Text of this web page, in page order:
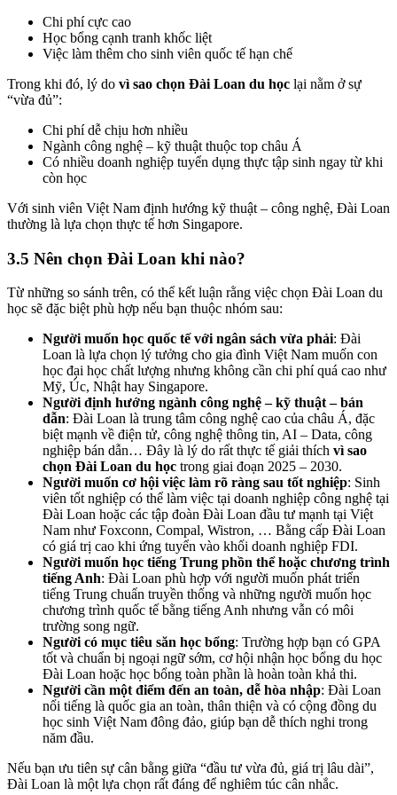
Chi phí cực cao
Học bổng cạnh tranh khốc liệt
Việc làm thêm cho sinh viên quốc tế hạn chế
Trong khi đó, lý do vì sao chọn Đài Loan du học lại nằm ở sự
“vừa đủ”:
Chi phí dễ chịu hơn nhiều
Ngành công nghệ – kỹ thuật thuộc top châu Á
Có nhiều doanh nghiệp tuyển dụng thực tập sinh ngay từ khi
còn học
Với sinh viên Việt Nam định hướng kỹ thuật – công nghệ, Đài Loan
thường là lựa chọn thực tế hơn Singapore.
3.5 Nên chọn Đài Loan khi nào?
Từ những so sánh trên, có thể kết luận rằng việc chọn Đài Loan du
học sẽ đặc biệt phù hợp nếu bạn thuộc nhóm sau:
Người muốn học quốc tế với ngân sách vừa phải: Đài
Loan là lựa chọn lý tưởng cho gia đình Việt Nam muốn con
học đại học chất lượng nhưng không cần chi phí quá cao như
Mỹ, Úc, Nhật hay Singapore.
Người định hướng ngành công nghệ – kỹ thuật – bán
dẫn: Đài Loan là trung tâm công nghệ cao của châu Á, đặc
biệt mạnh về điện tử, công nghệ thông tin, AI – Data, công
nghiệp bán dẫn… Đây là lý do rất thực tế giải thích vì sao
chọn Đài Loan du học trong giai đoạn 2025 – 2030.
Người muốn cơ hội việc làm rõ ràng sau tốt nghiệp: Sinh
viên tốt nghiệp có thể làm việc tại doanh nghiệp công nghệ tại
Đài Loan hoặc các tập đoàn Đài Loan đầu tư mạnh tại Việt
Nam như Foxconn, Compal, Wistron, … Bằng cấp Đài Loan
có giá trị cao khi ứng tuyển vào khối doanh nghiệp FDI.
Người muốn học tiếng Trung phồn thể hoặc chương trình
tiếng Anh: Đài Loan phù hợp với người muốn phát triển
tiếng Trung chuẩn truyền thống và những người muốn học
chương trình quốc tế bằng tiếng Anh nhưng vẫn có môi
trường song ngữ.
Người có mục tiêu săn học bổng: Trường hợp bạn có GPA
tốt và chuẩn bị ngoại ngữ sớm, cơ hội nhận học bổng du học
Đài Loan hoặc học bổng toàn phần là hoàn toàn khả thi.
Người cần một điểm đến an toàn, dễ hòa nhập: Đài Loan
nổi tiếng là quốc gia an toàn, thân thiện và có cộng đồng du
học sinh Việt Nam đông đảo, giúp bạn dễ thích nghi trong
năm đầu.
Nếu bạn ưu tiên sự cân bằng giữa “đầu tư vừa đủ, giá trị lâu dài”,
Đài Loan là một lựa chọn rất đáng để nghiêm túc cân nhắc.